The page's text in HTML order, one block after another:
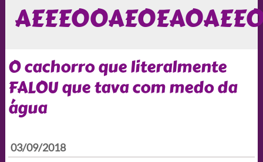
O cachorro que literalmente
FALOU que tava com medo da
água
03/09/2018